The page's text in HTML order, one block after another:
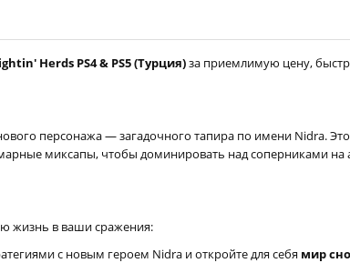
Herds PS4 & PS5 (Турция)за приемлимую цену,
персонажа — загадочного тапира по имени Nidra.
миксапы, чтобы доминировать над соперниками на
жизнь в ваши сражения:
с новым героем Nidra и откройте для себя мир